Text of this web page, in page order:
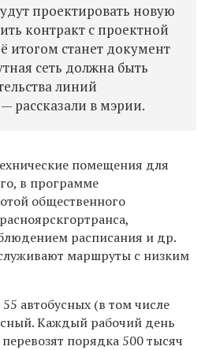
проектировать новую
контракт с проектной
итогом станет документ
сеть должна быть
линий
рассказали в мэрии.
помещения для
в программе
общественного
расписания и др.
маршруты с низким
автобусных (в том числе
Каждый рабочий день
порядка 500 тысяч